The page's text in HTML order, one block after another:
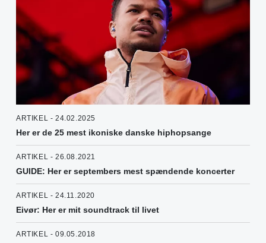
ARTIKEL - 24.02.2025
Her er de 25 mest ikoniske danske hiphopsange
ARTIKEL - 26.08.2021
GUIDE: Her er septembers mest spændende koncerter
ARTIKEL - 24.11.2020
Eivør: Her er mit soundtrack til livet
ARTIKEL - 09.05.2018